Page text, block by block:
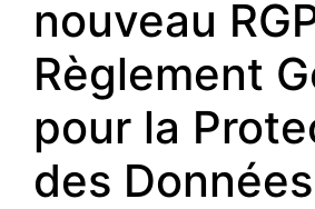
nouveau
Règlement
pour la
des